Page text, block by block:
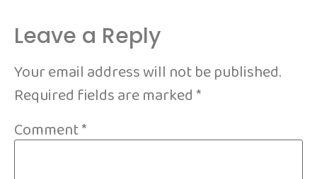
Leave a Reply
Your email address will not be published.
Required fields are marked*
Comment*